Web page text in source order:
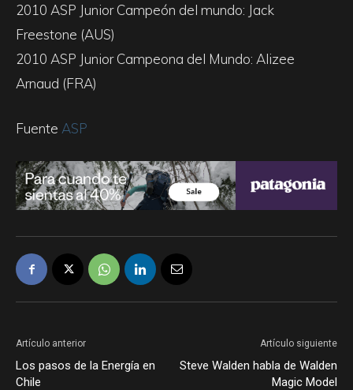
2010 ASP Junior Campeón del mundo: Jack
Freestone (AUS)
2010 ASP Junior Campeona del Mundo: Alizee
Arnaud (FRA)
Fuente ASP
Artículo anterior
Los pasos de la Energía en
Chile
Artículo siguiente
Steve Walden habla de Walden
Magic Model